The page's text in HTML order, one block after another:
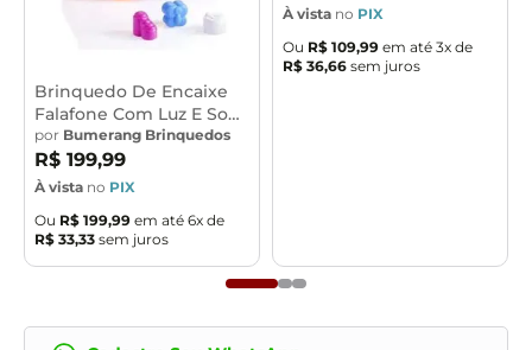
Brinquedo De Encaixe
Falafone Com Luz E Som
Amarelo Tateti 0849
por Bumerang Brinquedos
R$ 199,99
À vista no PIX
Ou R$ 199,99 em até 6x de
R$ 33,33 sem juros
À vista no PIX
Ou R$ 109,99 em até 3x de
R$ 36,66 sem juros